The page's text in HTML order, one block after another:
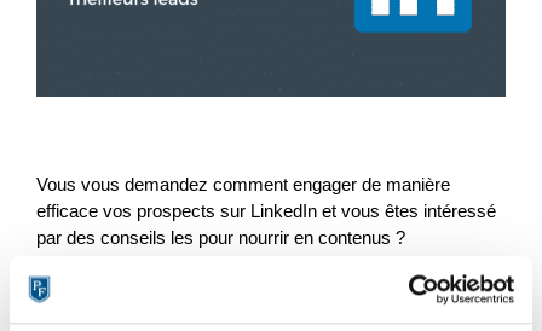
Vous vous demandez comment engager de manière
efficace vos prospects sur LinkedIn et vous êtes intéressé
par des conseils les pour nourrir en contenus ?
Dans cette formation gratuite, je vous présenterai un guide